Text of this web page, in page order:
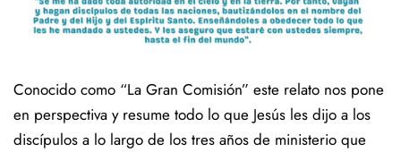
Conocido como “La Gran Comisión” este relato nos pone
en perspectiva y resume todo lo que Jesús les dijo a los
discípulos a lo largo de los tres años de ministerio que